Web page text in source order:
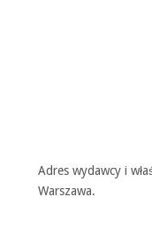
Adres wydawcy i
Warszawa.